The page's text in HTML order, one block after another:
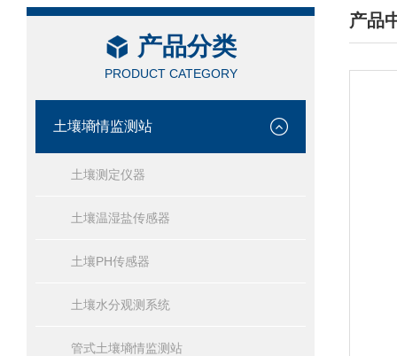
产品分类
PRODUCT CATEGORY
土壤墒情监测站
土壤测定仪器
土壤温湿盐传感器
土壤PH传感器
土壤水分观测系统
管式土壤墒情监测站
产品
/